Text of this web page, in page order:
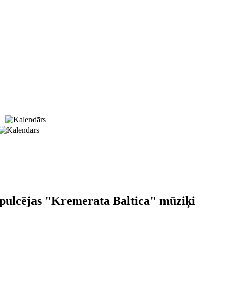
"Kremerata Baltica" mūziķi